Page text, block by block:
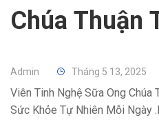
Chúa Thuận
Admin Tháng 5 13, 2025
Viên Tinh Nghệ Sữa Ong Chúa
Sức Khỏe Tự Nhiên Mỗi Ngày